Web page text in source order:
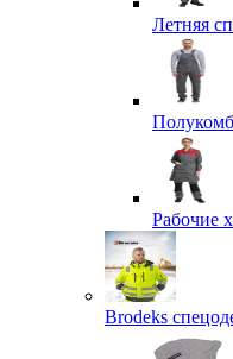
Летняя
Рабочие
Brodeks